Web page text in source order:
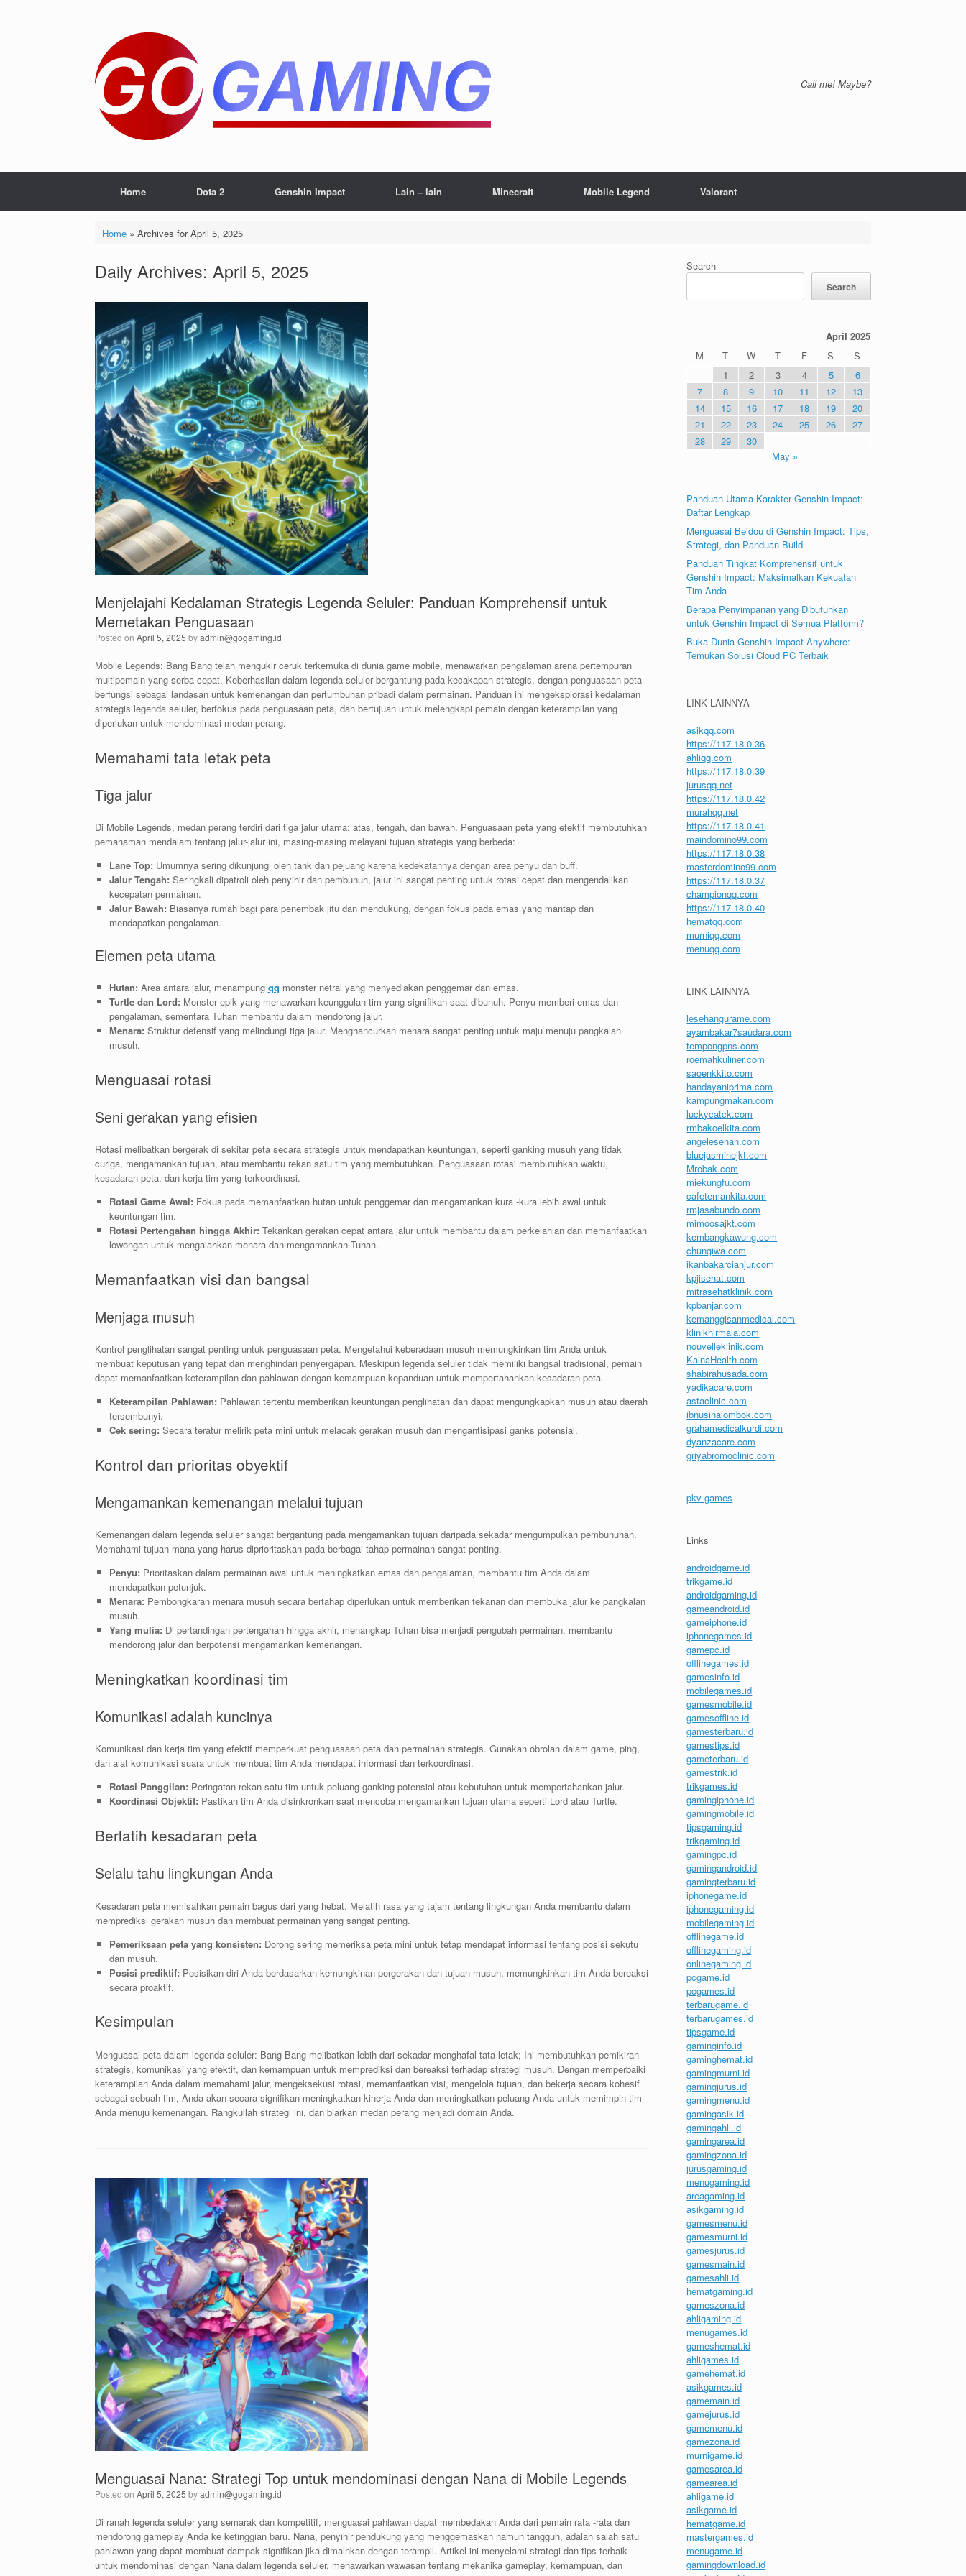
Call me! Maybe?
Home Dota 2 Genshin Impact Lain – lain Minecraft Mobile Legend Valorant
Home» Archives for April 5, 2025
Daily Archives: April 5, 2025
Menjelajahi Kedalaman Strategis Legenda Seluler: Panduan Komprehensif untuk
Memetakan Penguasaan
Posted on April 5, 2025 byadmin@gogaming.id
Mobile Legends: Bang Bang telah mengukir ceruk terkemuka di dunia game mobile, menawarkan pengalaman arena pertempuran
multipemain yang serba cepat. Keberhasilan dalam legenda seluler bergantung pada kecakapan strategis, dengan penguasaan peta
berfungsi sebagai landasan untuk kemenangan dan pertumbuhan pribadi dalam permainan. Panduan ini mengeksplorasi kedalaman
strategis legenda seluler, berfokus pada penguasaan peta, dan bertujuan untuk melengkapi pemain dengan keterampilan yang
diperlukan untuk mendominasi medan perang.
Memahami tata letak peta
Tiga jalur
Di Mobile Legends, medan perang terdiri dari tiga jalur utama: atas, tengah, dan bawah. Penguasaan peta yang efektif membutuhkan
pemahaman mendalam tentang jalur-jalur ini, masing-masing melayani tujuan strategis yang berbeda:
Lane Top: Umumnya sering dikunjungi oleh tank dan pejuang karena kedekatannya dengan area penyu dan buff.
Jalur Tengah: Seringkali dipatroli oleh penyihir dan pembunuh, jalur ini sangat penting untuk rotasi cepat dan mengendalikan
kecepatan permainan.
Jalur Bawah: Biasanya rumah bagi para penembak jitu dan mendukung, dengan fokus pada emas yang mantap dan
mendapatkan pengalaman.
Elemen peta utama
Hutan: Area antara jalur, menampung qq monster netral yang menyediakan penggemar dan emas.
Turtle dan Lord: Monster epik yang menawarkan keunggulan tim yang signifikan saat dibunuh. Penyu memberi emas dan
pengalaman, sementara Tuhan membantu dalam mendorong jalur.
Menara: Struktur defensif yang melindungi tiga jalur. Menghancurkan menara sangat penting untuk maju menuju pangkalan
musuh.
Menguasai rotasi
Seni gerakan yang efisien
Rotasi melibatkan bergerak di sekitar peta secara strategis untuk mendapatkan keuntungan, seperti ganking musuh yang tidak
curiga, mengamankan tujuan, atau membantu rekan satu tim yang membutuhkan. Penguasaan rotasi membutuhkan waktu,
kesadaran peta, dan kerja tim yang terkoordinasi.
Rotasi Game Awal: Fokus pada memanfaatkan hutan untuk penggemar dan mengamankan kura -kura lebih awal untuk
keuntungan tim.
Rotasi Pertengahan hingga Akhir: Tekankan gerakan cepat antara jalur untuk membantu dalam perkelahian dan memanfaatkan
lowongan untuk mengalahkan menara dan mengamankan Tuhan.
Memanfaatkan visi dan bangsal
Menjaga musuh
Kontrol penglihatan sangat penting untuk penguasaan peta. Mengetahui keberadaan musuh memungkinkan tim Anda untuk
membuat keputusan yang tepat dan menghindari penyergapan. Meskipun legenda seluler tidak memiliki bangsal tradisional, pemain
dapat memanfaatkan keterampilan dan pahlawan dengan kemampuan kepanduan untuk mempertahankan kesadaran peta.
Keterampilan Pahlawan: Pahlawan tertentu memberikan keuntungan penglihatan dan dapat mengungkapkan musuh atau daerah
tersembunyi.
Cek sering: Secara teratur melirik peta mini untuk melacak gerakan musuh dan mengantisipasi ganks potensial.
Kontrol dan prioritas obyektif
Mengamankan kemenangan melalui tujuan
Kemenangan dalam legenda seluler sangat bergantung pada mengamankan tujuan daripada sekadar mengumpulkan pembunuhan.
Memahami tujuan mana yang harus diprioritaskan pada berbagai tahap permainan sangat penting.
Penyu: Prioritaskan dalam permainan awal untuk meningkatkan emas dan pengalaman, membantu tim Anda dalam
mendapatkan petunjuk.
Menara: Pembongkaran menara musuh secara bertahap diperlukan untuk memberikan tekanan dan membuka jalur ke pangkalan
musuh.
Yang mulia: Di pertandingan pertengahan hingga akhir, menangkap Tuhan bisa menjadi pengubah permainan, membantu
mendorong jalur dan berpotensi mengamankan kemenangan.
Meningkatkan koordinasi tim
Komunikasi adalah kuncinya
Komunikasi dan kerja tim yang efektif memperkuat penguasaan peta dan permainan strategis. Gunakan obrolan dalam game, ping,
dan alat komunikasi suara untuk membuat tim Anda mendapat informasi dan terkoordinasi.
Rotasi Panggilan: Peringatan rekan satu tim untuk peluang ganking potensial atau kebutuhan untuk mempertahankan jalur.
Koordinasi Objektif: Pastikan tim Anda disinkronkan saat mencoba mengamankan tujuan utama seperti Lord atau Turtle.
Berlatih kesadaran peta
Selalu tahu lingkungan Anda
Kesadaran peta memisahkan pemain bagus dari yang hebat. Melatih rasa yang tajam tentang lingkungan Anda membantu dalam
memprediksi gerakan musuh dan membuat permainan yang sangat penting.
Pemeriksaan peta yang konsisten: Dorong sering memeriksa peta mini untuk tetap mendapat informasi tentang posisi sekutu
dan musuh.
Posisi prediktif: Posisikan diri Anda berdasarkan kemungkinan pergerakan dan tujuan musuh, memungkinkan tim Anda bereaksi
secara proaktif.
Kesimpulan
Menguasai peta dalam legenda seluler: Bang Bang melibatkan lebih dari sekadar menghafal tata letak; Ini membutuhkan pemikiran
strategis, komunikasi yang efektif, dan kemampuan untuk memprediksi dan bereaksi terhadap strategi musuh. Dengan memperbaiki
keterampilan Anda dalam memahami jalur, mengeksekusi rotasi, memanfaatkan visi, mengelola tujuan, dan bekerja secara kohesif
sebagai sebuah tim, Anda akan secara signifikan meningkatkan kinerja Anda dan meningkatkan peluang Anda untuk memimpin tim
Anda menuju kemenangan. Rangkullah strategi ini, dan biarkan medan perang menjadi domain Anda.
Menguasai Nana: Strategi Top untuk mendominasi dengan Nana di Mobile Legends
Posted on April 5, 2025 byadmin@gogaming.id
Di ranah legenda seluler yang semarak dan kompetitif, menguasai pahlawan dapat membedakan Anda dari pemain rata -rata dan
mendorong gameplay Anda ke ketinggian baru. Nana, penyihir pendukung yang menggemaskan namun tangguh, adalah salah satu
pahlawan yang dapat membuat dampak signifikan jika dimainkan dengan terampil. Artikel ini menyelami strategi dan tips terbaik
untuk mendominasi dengan Nana dalam legenda seluler, menawarkan wawasan tentang mekanika gameplay, kemampuan, dan
Search
Search
April 2025
M
T W T F S
S
1
2 3 4 5
6
7
8 9 10 11 12
13
14
15 16 17 18 19
20
21
22 23 24 25 26
27
28
29
30
May »
Panduan Utama Karakter Genshin Impact:
Daftar Lengkap
Menguasai Beidou di Genshin Impact: Tips,
Strategi, dan Panduan Build
Panduan Tingkat Komprehensif untuk
Genshin Impact: Maksimalkan Kekuatan
Tim Anda
Berapa Penyimpanan yang Dibutuhkan
untuk Genshin Impact di Semua Platform?
Buka Dunia Genshin Impact Anywhere:
Temukan Solusi Cloud PC Terbaik
LINK LAINNYA
asikqq.com
https://117.18.0.36
ahliqq.com
https://117.18.0.39
jurusqq.net
https://117.18.0.42
murahqq.net
https://117.18.0.41
maindomino99.com
https://117.18.0.38
masterdomino99.com
https://117.18.0.37
championqq.com
https://117.18.0.40
hematqq.com
murniqq.com
menuqq.com
LINK LAINNYA
lesehangurame.com
ayambakar7saudara.com
tempongpns.com
roemahkuliner.com
saoenkkito.com
handayaniprima.com
kampungmakan.com
luckycatck.com
rmbakoelkita.com
angelesehan.com
bluejasminejkt.com
Mrobak.com
miekungfu.com
cafetemankita.com
rmjasabundo.com
mimoosajkt.com
kembangkawung.com
chungiwa.com
ikanbakarcianjur.com
kpjisehat.com
mitrasehatklinik.com
kpbanjar.com
kemanggisanmedical.com
kliniknirmala.com
nouvelleklinik.com
KainaHealth.com
shabirahusada.com
yadikacare.com
astaclinic.com
ibnusinalombok.com
grahamedicalkurdi.com
dyanzacare.com
griyabromoclinic.com
pkv games
Links
androidgame.id
trikgame.id
androidgaming.id
gameandroid.id
gameiphone.id
iphonegames.id
gamepc.id
offlinegames.id
gamesinfo.id
mobilegames.id
gamesmobile.id
gamesoffline.id
gamesterbaru.id
gamestips.id
gameterbaru.id
gamestrik.id
trikgames.id
gamingiphone.id
gamingmobile.id
tipsgaming.id
trikgaming.id
gamingpc.id
gamingandroid.id
gamingterbaru.id
iphonegame.id
iphonegaming.id
mobilegaming.id
offlinegame.id
offlinegaming.id
onlinegaming.id
pcgame.id
pcgames.id
terbarugame.id
terbarugames.id
tipsgame.id
gaminginfo.id
gaminghemat.id
gamingmurni.id
gamingjurus.id
gamingmenu.id
gamingasik.id
gamingahli.id
gamingarea.id
gamingzona.id
jurusgaming.id
menugaming.id
areagaming.id
asikgaming.id
gamesmenu.id
gamesmurni.id
gamesjurus.id
gamesmain.id
gamesahli.id
hematgaming.id
gameszona.id
ahligaming.id
menugames.id
gameshemat.id
ahligames.id
gamehemat.id
asikgames.id
gamemain.id
gamejurus.id
gamemenu.id
gamezona.id
murnigame.id
gamesarea.id
gamearea.id
ahligame.id
asikgame.id
hematgame.id
mastergames.id
menugame.id
gamingdownload.id